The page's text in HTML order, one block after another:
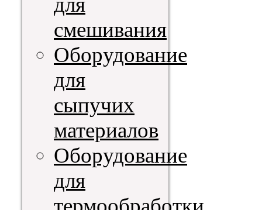
смешивания
Оборудование
для
сыпучих
материалов
Оборудование
для